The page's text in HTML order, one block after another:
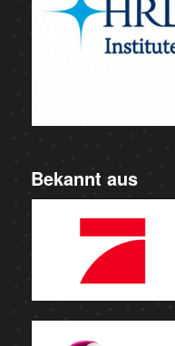
Bekannt aus